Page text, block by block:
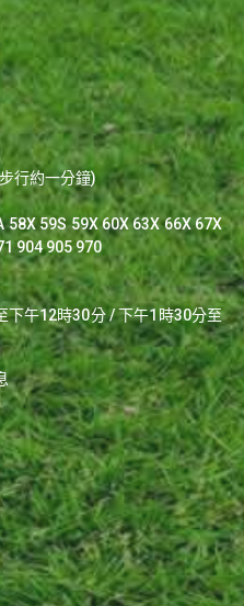
行約一分鐘)
58X 59S 59X 60X 63X 66X 67X
904 905 970
下午12時30分 / 下午1時30分至